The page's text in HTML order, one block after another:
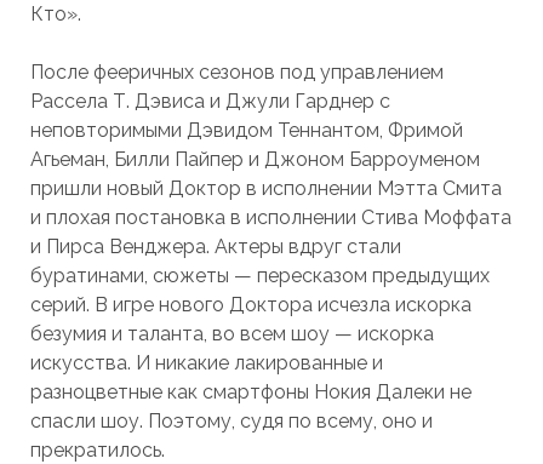
Кто».
После фееричных сезонов под управлением
Рассела Т. Дэвиса и Джули Гарднер с
неповторимыми Дэвидом Теннантом, Фримой
Агьеман, Билли Пайпер и Джоном Барроуменом
пришли новый Доктор в исполнении Мэтта Смита
и плохая постановка в исполнении Стива Моффата
и Пирса Венджера. Актеры вдруг стали
буратинами, сюжеты — пересказом предыдущих
серий. В игре нового Доктора исчезла искорка
безумия и таланта, во всем шоу — искорка
искусства. И никакие лакированные и
разноцветные как смартфоны Нокия Далеки не
спасли шоу. Поэтому, судя по всему, оно и
прекратилось.